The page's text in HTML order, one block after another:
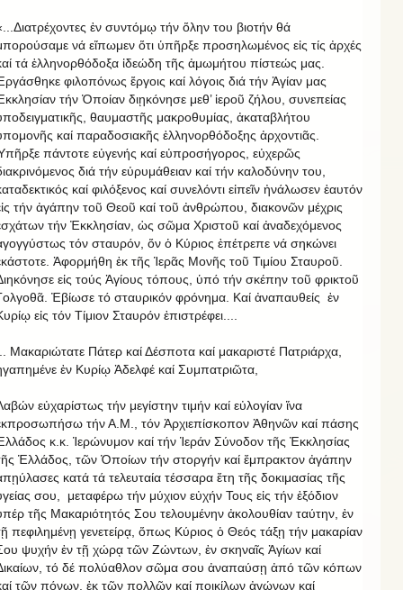
ἐν συντόμῳ τήν ὅλην του βιοτήν θά
νά εἴπωμεν ὅτι ὑπῆρξε προσηλωμένος εἰς τίς ἀρχές
τά ἑλληνορθόδοξα ἰδεώδη τῆς ἀμωμήτου πίστεώς μας.
φιλοπόνως ἔργοις καί λόγοις διά τήν Ἁγίαν μας
τήν Ὁποίαν διῃκόνησε μεθ’ ἱεροῦ ζήλου, συνεπείας
θαυμαστῆς μακροθυμίας, ἀκαταβλήτου
καί παραδοσιακῆς ἑλληνορθόδοξης ἀρχοντιᾶς.
πάντοτε εὐγενής καί εὐπροσήγορος, εὐχερῶς
διά τήν εὐρυμάθειαν καί τήν καλοδύνην του,
καί φιλόξενος καί συνελόντι εἰπεῖν ἠνάλωσεν ἑαυτόν
τήν ἀγάπην τοῦ Θεοῦ καί τοῦ ἀνθρώπου, διακονῶν μέχρις
τήν Ἐκκλησίαν, ὡς σῶμα Χριστοῦ καί ἀναδεχόμενος
τόν σταυρόν, ὅν ὁ Κύριος ἐπέτρεπε νά σηκώνει
Ἀφορμήθη ἐκ τῆς Ἱερᾶς Μονῆς τοῦ Τιμίου Σταυροῦ.
εἰς τούς Ἁγίους τόπους, ὑπό τήν σκέπην τοῦ φρικτοῦ
Ἐβίωσε τό σταυρικόν φρόνημα. Καί ἀναπαυθείς ἐν
εἰς τόν Τίμιον Σταυρόν ἐπιστρέφει....
Μακαριώτατε Πάτερ καί Δέσποτα καί μακαριστέ Πατριάρχα,
ἐν Κυρίῳ Ἀδελφέ καί Συμπατριῶτα,
εὐχαρίστως τήν μεγίστην τιμήν καί εὐλογίαν ἵνα
τήν Α.Μ., τόν Ἀρχιεπίσκοπον Ἀθηνῶν καί πάσης
κ.κ. Ἱερώνυμον καί τήν Ἱεράν Σύνοδον τῆς Ἐκκλησίας
Ἑλλάδος, τῶν Ὁποίων τήν στοργήν καί ἔμπρακτον ἀγάπην
κατά τά τελευταία τέσσαρα ἔτη τῆς δοκιμασίας τῆς
σου, μεταφέρω τήν μύχιον εὐχήν Τους εἰς τήν ἐξόδιον
τῆς Μακαριότητός Σου τελουμένην ἀκολουθίαν ταύτην, ἐν
πεφιλημένῃ γενετείρᾳ, ὅπως Κύριος ὁ Θεός τάξῃ τήν μακαρίαν
ψυχήν ἐν τῇ χώρᾳ τῶν Ζώντων, ἐν σκηναῖς Ἁγίων καί
τό δέ πολύαθλον σῶμα σου ἀναπαύσῃ ἀπό τῶν κόπων
τῶν πόνων, ἐκ τῶν πολλῶν καί ποικίλων ἀγώνων καί